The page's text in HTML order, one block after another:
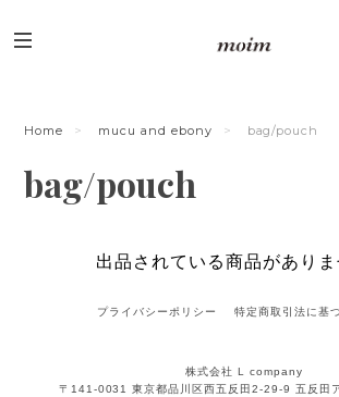
Home mucu and ebony bag/pouch
bag/pouch
出品されている商品がありま
株式会社 L company
〒141-0031 東京都品川区西五反田2-29-9 五反田
プライバシーポリシー 特定商取引法に基